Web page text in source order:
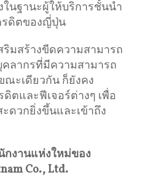
ในฐานะผู้ให้บริการชั้นนำ
รดิตของญี่ปุ่น
ริมสร้างขีดความสามารถ
ลากรที่มีความสามารถ
ณะเดียวกัน ก็ยังคง
ตและฟีเจอร์ต่างๆ เพื่อ
ดวกยิ่งขึ้นและเข้าถึง
งานแห่งใหม่ของ
Co., Ltd.